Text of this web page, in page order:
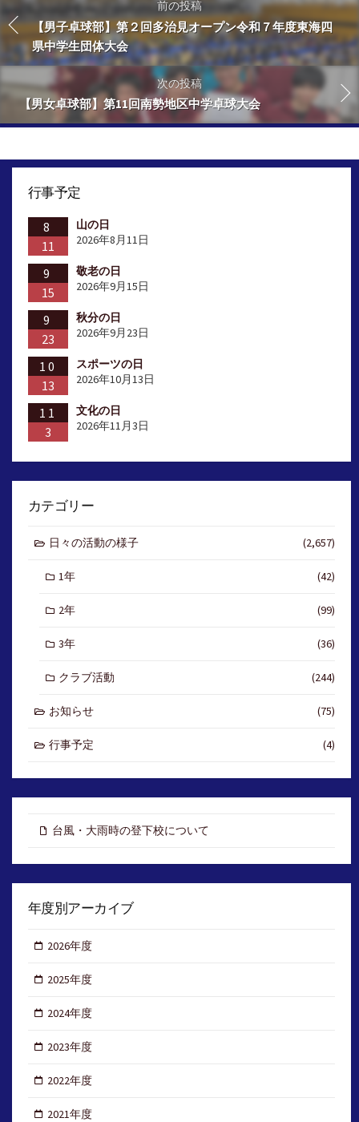
前の投稿
【男子卓球部】第２回多治見オープン令和７年度東海四
県中学生団体大会
次の投稿
【男女卓球部】第11回南勢地区中学卓球大会
行事予定
8
11
山の日
2026年8月11日
9
15
敬老の日
2026年9月15日
9
23
秋分の日
2026年9月23日
10
13
スポーツの日
2026年10月13日
11
3
文化の日
2026年11月3日
カテゴリー
日々の活動の様子 (2,657)
1年 (42)
2年 (99)
3年 (36)
クラブ活動 (244)
お知らせ (75)
行事予定 (4)
台風・大雨時の登下校について
年度別アーカイブ
2026年度
2025年度
2024年度
2023年度
2022年度
2021年度